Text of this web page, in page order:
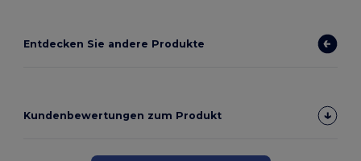
Entdecken Sie andere Produkte
Kundenbewertungen zum Produkt